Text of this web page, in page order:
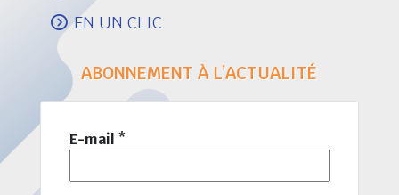
EN UN CLIC
ABONNEMENT À L’ACTUALITÉ
E-mail *